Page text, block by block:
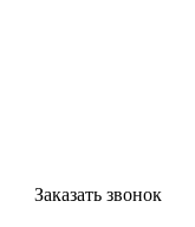
Заказать звонок